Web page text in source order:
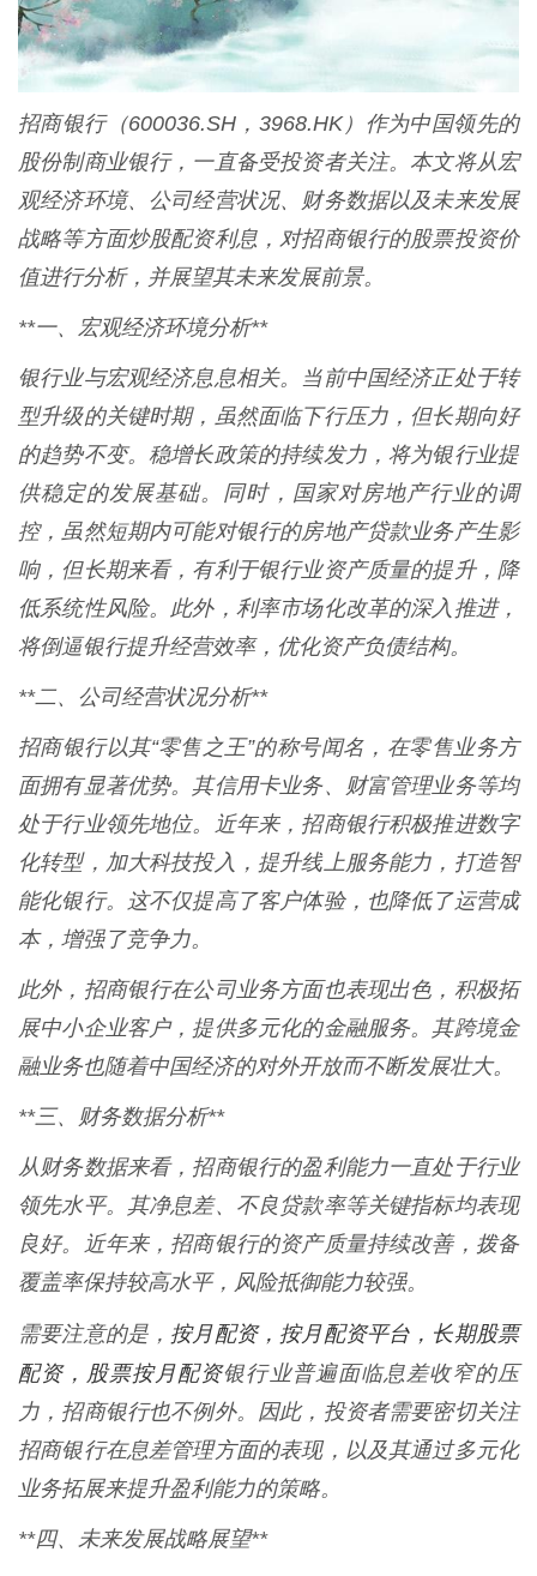
招商银行（600036.SH，3968.HK）作为中国领先的
股份制商业银行，一直备受投资者关注。本文将从宏
观经济环境、公司经营状况、财务数据以及未来发展
战略等方面炒股配资利息，对招商银行的股票投资价
值进行分析，并展望其未来发展前景。
**一、宏观经济环境分析**
银行业与宏观经济息息相关。当前中国经济正处于转
型升级的关键时期，虽然面临下行压力，但长期向好
的趋势不变。稳增长政策的持续发力，将为银行业提
供稳定的发展基础。同时，国家对房地产行业的调
控，虽然短期内可能对银行的房地产贷款业务产生影
响，但长期来看，有利于银行业资产质量的提升，降
低系统性风险。此外，利率市场化改革的深入推进，
将倒逼银行提升经营效率，优化资产负债结构。
**二、公司经营状况分析**
招商银行以其“零售之王”的称号闻名，在零售业务方
面拥有显著优势。其信用卡业务、财富管理业务等均
处于行业领先地位。近年来，招商银行积极推进数字
化转型，加大科技投入，提升线上服务能力，打造智
能化银行。这不仅提高了客户体验，也降低了运营成
本，增强了竞争力。
此外，招商银行在公司业务方面也表现出色，积极拓
展中小企业客户，提供多元化的金融服务。其跨境金
融业务也随着中国经济的对外开放而不断发展壮大。
**三、财务数据分析**
从财务数据来看，招商银行的盈利能力一直处于行业
领先水平。其净息差、不良贷款率等关键指标均表现
良好。近年来，招商银行的资产质量持续改善，拨备
覆盖率保持较高水平，风险抵御能力较强。
需要注意的是， 按月配资，按月配资平台，长期股票
配资，股票按月配资银行业普遍面临息差收窄的压
力，招商银行也不例外。因此，投资者需要密切关注
招商银行在息差管理方面的表现，以及其通过多元化
业务拓展来提升盈利能力的策略。
**四、未来发展战略展望**